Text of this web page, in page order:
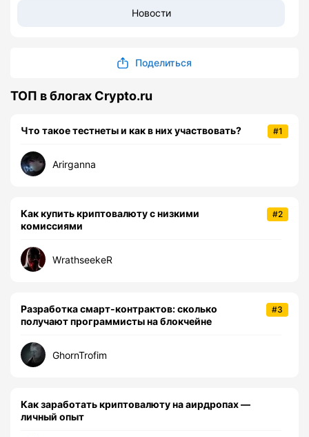
Новости
Поделиться
ТОП в блогах Crypto.ru
#1
Что такое тестнеты и как в них участвовать?
Arirganna
#2
Как купить криптовалюту с низкими
комиссиями
WrathseekeR
#3
Разработка смарт-контрактов: сколько
получают программисты на блокчейне
GhornTrofim
Как заработать криптовалюту на аирдропах —
личный опыт